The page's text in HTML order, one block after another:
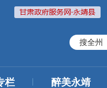
搜全州
栏 醉美永靖